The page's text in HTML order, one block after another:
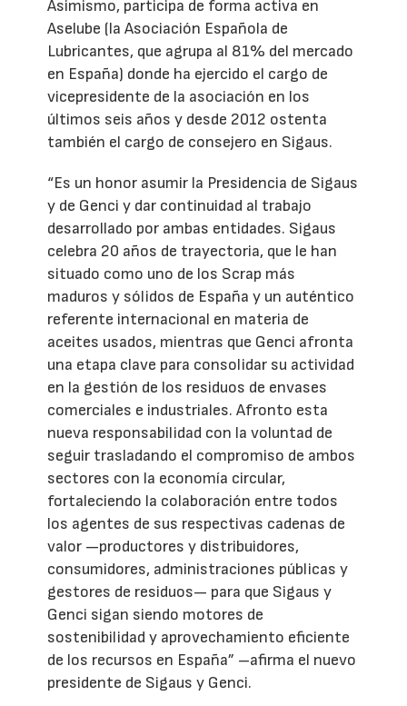
Asimismo, participa de forma activa en
Aselube (la Asociación Española de
Lubricantes, que agrupa al 81% del mercado
en España) donde ha ejercido el cargo de
vicepresidente de la asociación en los
últimos seis años y desde 2012 ostenta
también el cargo de consejero en Sigaus.
“Es un honor asumir la Presidencia de Sigaus
y de Genci y dar continuidad al trabajo
desarrollado por ambas entidades. Sigaus
celebra 20 años de trayectoria, que le han
situado como uno de los Scrap más
maduros y sólidos de España y un auténtico
referente internacional en materia de
aceites usados, mientras que Genci afronta
una etapa clave para consolidar su actividad
en la gestión de los residuos de envases
comerciales e industriales. Afronto esta
nueva responsabilidad con la voluntad de
seguir trasladando el compromiso de ambos
sectores con la economía circular,
fortaleciendo la colaboración entre todos
los agentes de sus respectivas cadenas de
valor —productores y distribuidores,
consumidores, administraciones públicas y
gestores de residuos— para que Sigaus y
Genci sigan siendo motores de
sostenibilidad y aprovechamiento eficiente
de los recursos en España” –afirma el nuevo
presidente de Sigaus y Genci.